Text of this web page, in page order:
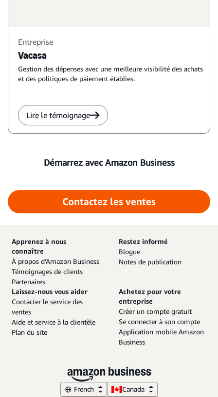
Entreprise
Vacasa
Gestion des dépenses avec une meilleure visibilité des achats
et des politiques de paiement établies.
Lire le témoignage
Démarrez avec Amazon Business
Contactez les ventes
Apprenez à nous
connaître
À propos d’Amazon Business
Témoignages de clients
Partenaires
Restez informé
Blogue
Notes de publication
Laissez-nous vous aider
Contacter le service des
ventes
Aide et service à la clientèle
Plan du site
Achetez pour votre
entreprise
Créer un compte gratuit
Se connecter à son compte
Application mobile Amazon
Business
French Canada